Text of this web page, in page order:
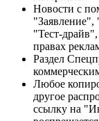
Новости с
"Тест-
правах
Раздел
Любое
другое
ссылку на